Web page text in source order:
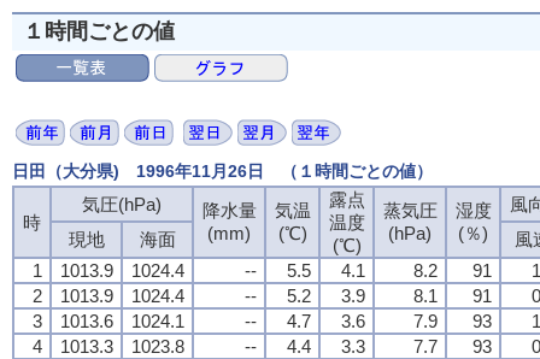
１時間ごとの値
日田（大分県) 1996年11月26日 （１時間ごとの値）
時
気圧(hPa)
降水量
(mm)
気温
(℃)
露点
温度
(℃)
蒸気圧
(hPa)
湿度
(％)
風
現地
海面
風
1
1013.9 1024.4 -- 5.5 4.1 8.2 91
2
1013.9 1024.4 -- 5.2 3.9 8.1 91
3
1013.6 1024.1 -- 4.7 3.6 7.9 93
4
1013.3 1023.8 -- 4.4 3.3 7.7 93